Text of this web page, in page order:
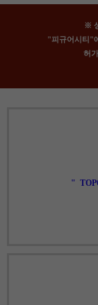
※
"피규어시티"
허
"